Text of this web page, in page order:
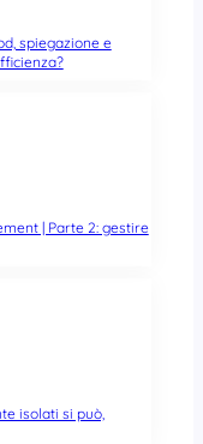
spiegazione e
| Parte 2: gestire
isolati si può,